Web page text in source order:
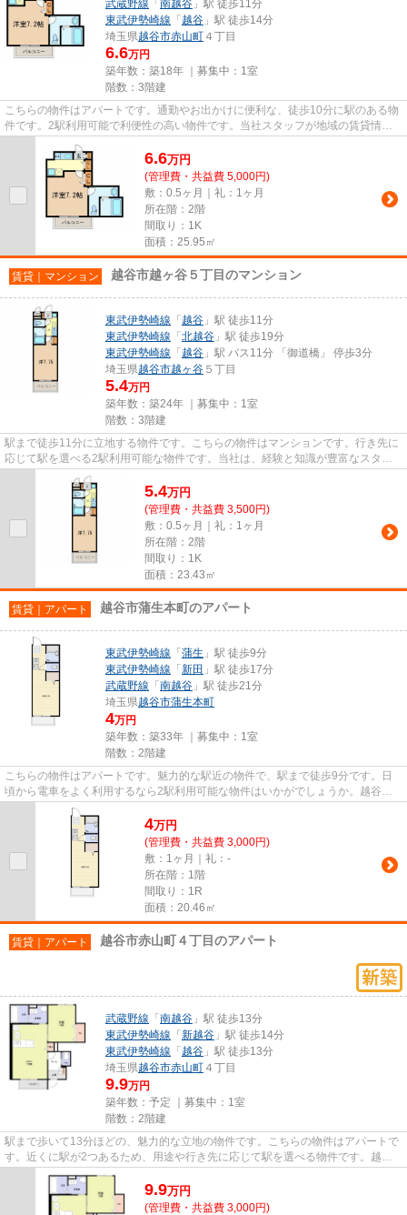
武蔵野線 「 南越谷 」駅 徒歩11分
東武伊勢崎線 「 越谷 」駅 徒歩14分
埼玉県越谷市赤山町 ４丁目
6.6万円
築年数：築18年 ｜募集中： 1室
階数：3階建
こちらの物件はアパートです。通勤やお出かけに便利な、徒歩10分に駅のある物
件です。2駅利用可能で利便性の高い物件です。当社スタッフが地域の賃貸情報
6.6万円
(管理費・共益費 5,000円)
敷：0.5ヶ月｜礼：1ヶ月
所在階：2階
間取り：1K
面積：25.95㎡
賃貸｜マンション 越谷市越ヶ谷５丁目のマンション
東武伊勢崎線 「 越谷 」駅 徒歩11分
東武伊勢崎線 「 北越谷 」駅 徒歩19分
東武伊勢崎線 「 越谷 」駅 バス11分 「御道橋」 停歩3分
埼玉県越谷市越ヶ谷 ５丁目
5.4万円
築年数：築24年 ｜募集中： 1室
階数：3階建
駅まで徒歩11分に立地する物件です。こちらの物件はマンションです。行き先に
応じて駅を選べる2駅利用可能な物件です。当社は、経験と知識が豊富なスタッ
フが多く在籍しており、越谷市...
5.4万円
(管理費・共益費 3,500円)
敷：0.5ヶ月｜礼：1ヶ月
所在階：2階
間取り：1K
面積：23.43㎡
賃貸｜アパート 越谷市蒲生本町のアパート
東武伊勢崎線 「 蒲生 」駅 徒歩9分
東武伊勢崎線 「 新田 」駅 徒歩17分
武蔵野線 「 南越谷 」駅 徒歩21分
埼玉県越谷市蒲生本町
4万円
築年数：築33年 ｜募集中： 1室
階数：2階建
こちらの物件はアパートです。魅力的な駅近の物件で、駅まで徒歩9分です。日
頃から電車をよく利用するなら2駅利用可能な物件はいかがでしょうか。越谷市
エリアにある賃貸情報のことな...
4万円
(管理費・共益費 3,000円)
敷：1ヶ月｜礼：-
所在階：1階
間取り：1R
面積：20.46㎡
賃貸｜アパート 越谷市赤山町４丁目のアパート
武蔵野線 「 南越谷 」駅 徒歩13分
東武伊勢崎線 「 新越谷 」駅 徒歩14分
東武伊勢崎線 「 越谷 」駅 徒歩13分
埼玉県越谷市赤山町 ４丁目
9.9万円
築年数：予定 ｜募集中： 1室
階数：2階建
駅まで歩いて13分ほどの、魅力的な立地の物件です。こちらの物件はアパートで
す。近くに駅が2つあるため、用途や行き先に応じて駅を選べる物件です。越谷
市エリアにある賃貸情報のこと...
9.9万円
(管理費・共益費 3,000円)